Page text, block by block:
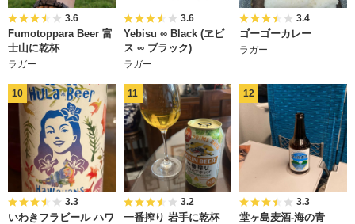
3.6
Fumotoppara Beer 富
士山に乾杯
ラガー
3.6
Yebisu ∞ Black (ヱビ
ス ∞ ブラック)
ラガー
3.4
ゴーゴーカレー
ラガー
3.3
いわきフラビール ハワ
3.2
一番搾り 岩手に乾杯
3.3
堂ヶ島麦酒-海の青